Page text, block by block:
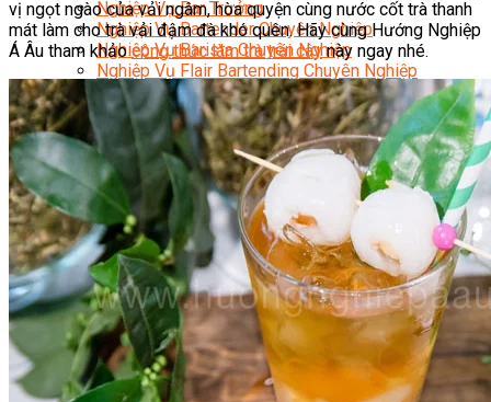
Nghiệp Vụ Bar Trưởng
Nghiệp Vụ Bartender Chuyên Nghiệp
Nghiệp Vụ Barista Chuyên Nghiệp
Nghiệp Vụ Flair Bartending Chuyên Nghiệp
Nghiệp Vụ Pha Chế Đặc Biệt
Nghiệp Vụ Pha Chế Tổng Hợp
Nghiệp Vụ Quản Lý Bar
Chuyên Gia Cà Phê
Cà Phê Pha Máy
Khởi Sự Kinh Doanh Cafe – Chuỗi Cafe
Bí Quyết Khởi Nghiệp Mô Hình Đồ Uống
Kinh Doanh Mô Hình Đồ Uống Thịnh Hành
Kinh Doanh Chuỗi Và Nhượng Quyền
Tiếng Anh Chuyên Ngành Pha Chế
Học Làm Kem
Học Pha Chế Trà Sữa
Chuyên Đề Pha Chế
Video Dạy Pha Chế
Làm Bánh
vị ngọt ngào của vải ngâm, hòa quyện cùng nước cốt trà thanh
mát làm cho trà vải đậm đà khó quên. Hãy cùng Hướng Nghiệp
Á Âu tham khảocông thức làm trà trái câynày ngay nhé.